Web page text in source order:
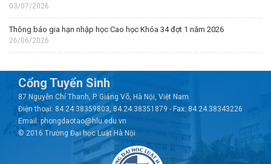
03/07/2026
Thông báo gia hạn nhập học Cao học Khóa 34 đợt 1 năm 2026
26/06/2026
Cổng Tuyển Sinh
87 Nguyễn Chí Thanh, P. Giảng Võ, Hà Nội, Việt Nam
Điện thoại: 84.24.38359803, 84.24.38351879 - Fax: 84.24.38343226
Email: phongdaotao@hlu.edu.vn
© 2016 Trường Đại học Luật Hà Nội